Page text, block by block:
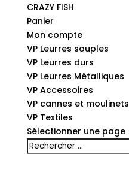
CRAZY FISH
Panier
Mon compte
VP Leurres souples
VP Leurres durs
VP Leurres Métalliques
VP Accessoires
VP cannes et moulinets
VP Textiles
Sélectionner une page